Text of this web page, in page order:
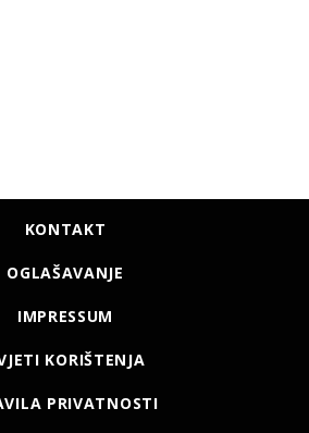
KONTAKT
OGLAŠAVANJE
IMPRESSUM
KORIŠTENJA
PRIVATNOSTI